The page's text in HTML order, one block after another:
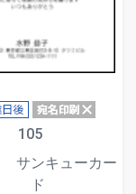
105
サンキューカー
ド